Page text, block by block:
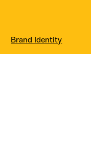
Brand Identity